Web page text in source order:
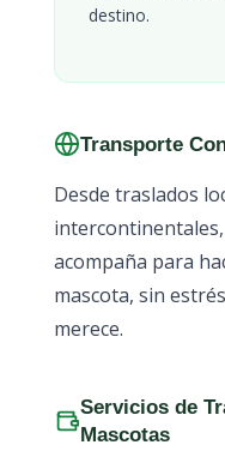
destino.
Transporte
Desde traslados
acompaña para
mascota, sin
merece.
Servicios de
Mascotas